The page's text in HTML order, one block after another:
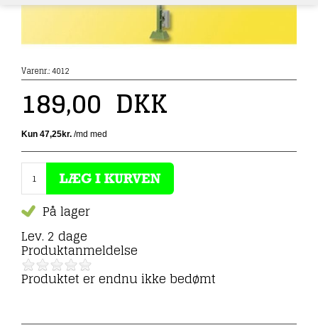
Varenr.:4012
189,00 DKK
På lager
Lev. 2 dage
Produktanmeldelse
Produktet er endnu ikke bedømt